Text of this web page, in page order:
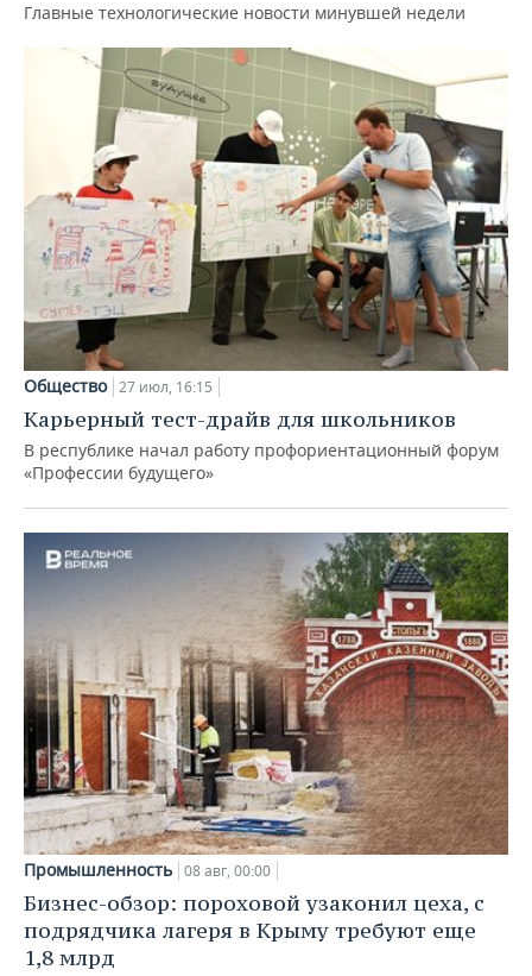
Главные технологические новости минувшей недели
Общество 27 июл, 16:15
Карьерный тест-драйв для школьников
В республике начал работу профориентационный форум
«Профессии будущего»
Промышленность 08 авг, 00:00
Бизнес-обзор: пороховой узаконил цеха, с
подрядчика лагеря в Крыму требуют еще
1,8 млрд